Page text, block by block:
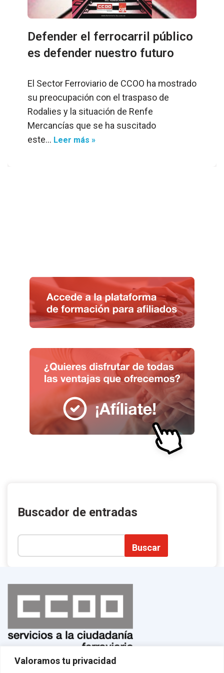
Valoramos tu privacidad
Defender el ferrocarril público
es defender nuestro futuro
El Sector Ferroviario de CCOO ha mostrado
su preocupación con el traspaso de
Rodalies y la situación de Renfe
Mercancías que se ha suscitado
este… Leer más »
Buscador de entradas
Buscar
Normas de uso